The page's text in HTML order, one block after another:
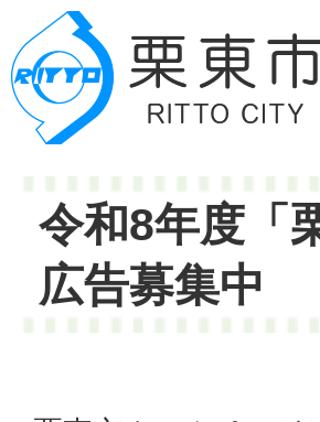
令和8年度「
広告募集中